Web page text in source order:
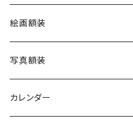
絵画額装
Cockatiel Bread Coffee
KIBI’S BAKE SHOP
写真額装
カレンダー